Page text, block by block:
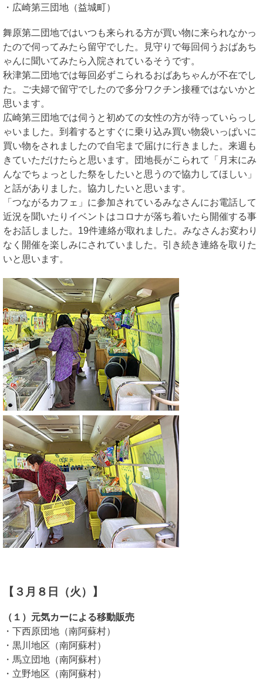
・広崎第三団地（益城町）
舞原第二団地ではいつも来られる方が買い物に来られなかっ
たので伺ってみたら留守でした。見守りで毎回伺うおばあち
ゃんに聞いてみたら入院されているそうです。
秋津第二団地では毎回必ずこられるおばあちゃんが不在でし
た。ご夫婦で留守でしたので多分ワクチン接種ではないかと
思います。
広崎第三団地では伺うと初めての女性の方が待っていらっし
ゃいました。到着するとすぐに乗り込み買い物袋いっぱいに
買い物をされましたので自宅まで届けに行きました。来週も
きていただけたらと思います。団地長がこられて「月末にみ
んなでちょっとした祭をしたいと思うので協力してほしい」
と話がありました。協力したいと思います。
「つながるカフェ」に参加されているみなさんにお電話して
近況を聞いたりイベントはコロナが落ち着いたら開催する事
をお話しました。19件連絡が取れました。みなさんお変わり
なく開催を楽しみにされていました。引き続き連絡を取りた
いと思います。
【３月８日（火）】
（１）元気カーによる移動販売
・下西原団地（南阿蘇村）
・黒川地区（南阿蘇村）
・馬立団地（南阿蘇村）
・立野地区（南阿蘇村）